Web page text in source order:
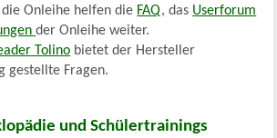
Onleihe helfen die FAQ, das Userforum
der Onleihe weiter.
Tolino bietet der Hersteller
gestellte Fragen.
und Schülertrainings